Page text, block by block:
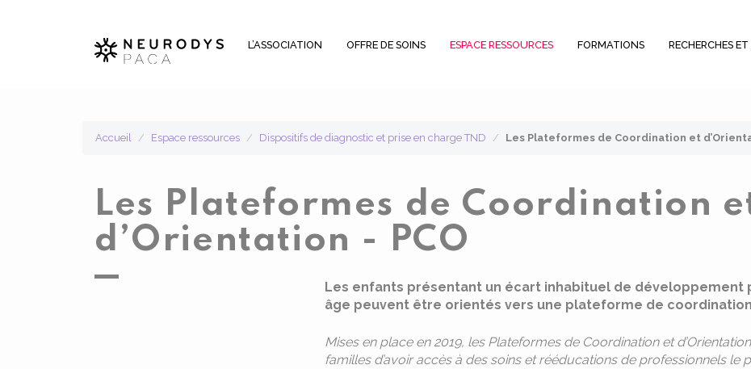
L’ASSOCIATION OFFRE DE SOINS ESPACE RESSOURCES FORMATIONS RECHERCHES
Accueil Espace ressources Dispositifs de diagnostic et prise en charge TND Les Plateformes de Coordination et
Les Plateformes de Coordination
d’Orientation - PCO
Les enfants présentant un écart inhabituel de développement
âge peuvent être orientés vers une plateforme de coordination
Mises en place en 2019, les Plateformes de Coordination et
familles d’avoir accès à des soins et rééducations de professionnels le